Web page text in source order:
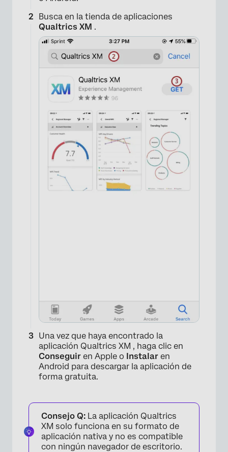
Busca en la tienda de aplicaciones
Qualtrics XM .
Una vez que haya encontrado la
aplicación Qualtrics XM , haga clic en
Conseguir en Apple o Instalar en
Android para descargar la aplicación de
forma gratuita.
Consejo Q: La aplicación Qualtrics
XM solo funciona en su formato de
aplicación nativa y no es compatible
con ningún navegador de escritorio.